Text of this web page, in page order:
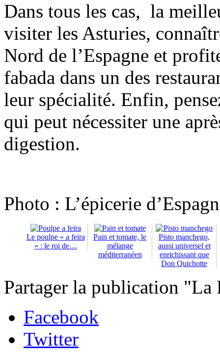
Dans tous les cas, la
visiter les Asturies,
Nord de l’Espagne et
fabada dans un des
leur spécialité. Enfin,
qui peut nécessiter une
digestion.
Photo : L’épicerie
Le poulpe « a feira
» : le roi de…
Pain et tomate, le
mélange
méditerranéen
Pisto manchego,
aussi universel et
enrichissant que
Don Quichotte
Partager la publication "La
Facebook
Twitter